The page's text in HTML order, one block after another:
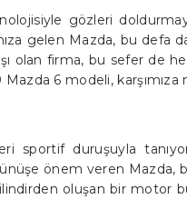
gözleri
gelen Mazda, bu defa
olan firma, bu sefer de
6 modeli, karşımıza
sportif duruşuyla
önem veren Mazda,
oluşan bir motor